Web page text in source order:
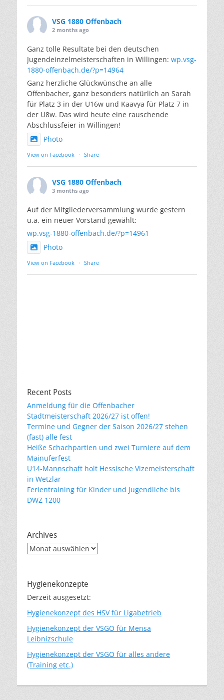
VSG 1880 Offenbach
2 months ago
Ganz tolle Resultate bei den deutschen
Jugendeinzelmeisterschaften in Willingen: wp.vsg-
1880-offenbach.de/?p=14964
Ganz herzliche Glückwünsche an alle
Offenbacher, ganz besonders natürlich an Sarah
für Platz 3 in der U16w und Kaavya für Platz 7 in
der U8w. Das wird heute eine rauschende
Abschlussfeier in Willingen!
Photo
View on Facebook · Share
VSG 1880 Offenbach
3 months ago
Auf der Mitgliederversammlung wurde gestern
u.a. ein neuer Vorstand gewählt:
wp.vsg-1880-offenbach.de/?p=14961
Photo
View on Facebook · Share
Recent Posts
Anmeldung für die Offenbacher
Stadtmeisterschaft 2026/27 ist offen!
Termine und Gegner der Saison 2026/27 stehen
(fast) alle fest
Heiße Schachpartien und zwei Turniere auf dem
Mainuferfest
U14-Mannschaft holt Hessische Vizemeisterschaft
in Wetzlar
Ferientraining für Kinder und Jugendliche bis
DWZ 1200
Archives
Archives
Hygienekonzepte
Derzeit ausgesetzt:
Hygienekonzept des HSV für Ligabetrieb
Hygienekonzept der VSGO für Mensa
Leibnizschule
Hygienekonzept der VSGO für alles andere
(Training etc.)